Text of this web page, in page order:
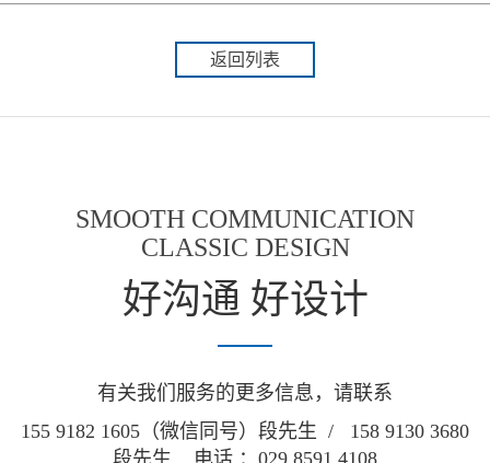
返回列表
SMOOTH COMMUNICATION
CLASSIC DESIGN
好沟通 好设计
有关我们服务的更多信息，请联系
155 9182 1605（微信同号）段先生 / 158 9130 3680